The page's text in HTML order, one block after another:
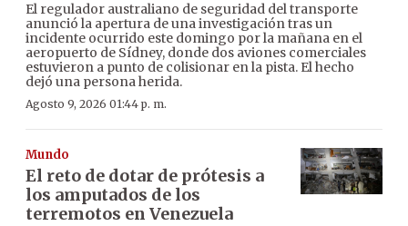
El regulador australiano de seguridad del transporte
anunció la apertura de una investigación tras un
incidente ocurrido este domingo por la mañana en el
aeropuerto de Sídney, donde dos aviones comerciales
estuvieron a punto de colisionar en la pista. El hecho
dejó una persona herida.
Agosto 9, 2026 01:44 p. m.
Mundo
El reto de dotar de prótesis a
los amputados de los
terremotos en Venezuela